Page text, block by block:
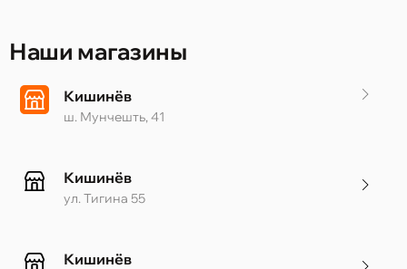
Наши магазины
Кишинёв
ш. Мунчешть, 41
Кишинёв
ул. Тигина 55
Кишинёв